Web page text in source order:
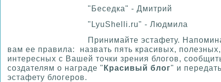
"Беседка" - Дмитрий
"LyuShelli.ru" - Людмила
Принимайте эстафету.
вам ее правила: назвать пять красивых, полезных,
интересных с Вашей точки зрения блогов,
создателям о награде "Красивый блог" и
эстафету блогеров.